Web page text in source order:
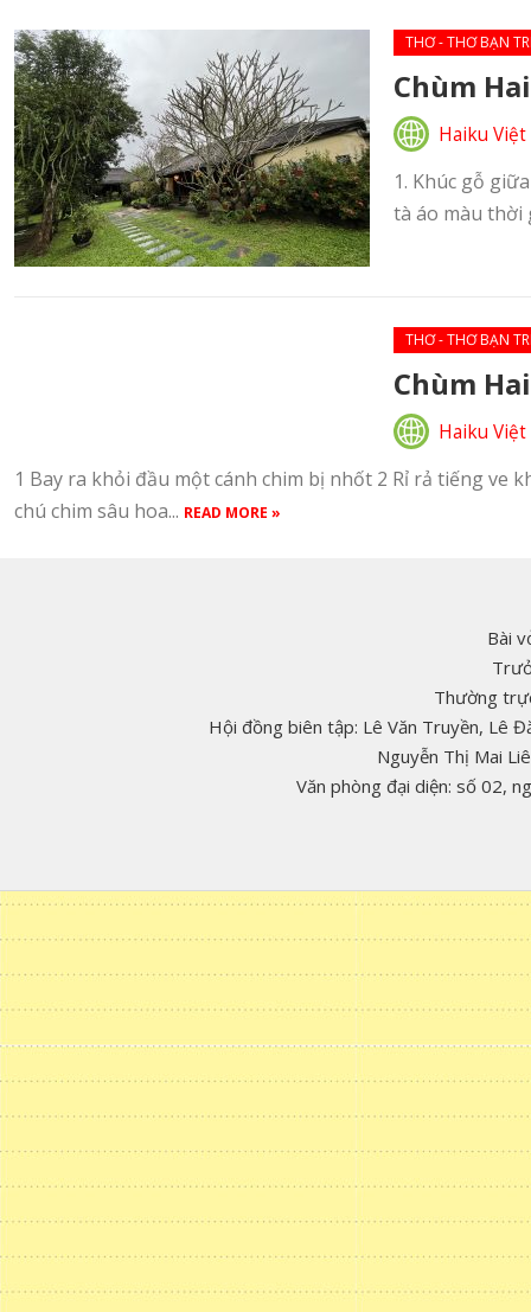
THƠ - THƠ BẠN
Chùm
Haiku Việt
1. Khúc gỗ
tà áo màu thời
THƠ - THƠ BẠN
Chùm
Haiku Việt
1 Bay ra khỏi đầu một cánh chim bị nhốt 2 Rỉ rả tiếng ve
chú chim sâu hoa... READ MORE »
Bài
Thường
Hội đồng biên tập: Lê Văn Truyền, Lê
Nguyễn Thị Mai
Văn phòng đại diện: số 02,